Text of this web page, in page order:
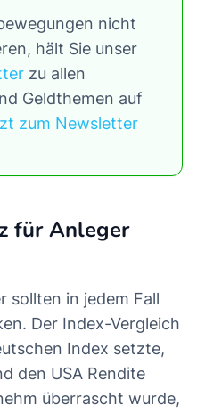
nicht
hält Sie unser
zu allen
Geldthemen auf
zum Newsletter
für Anleger
sollten in jedem Fall
Der Index-Vergleich
Index setzte,
den USA Rendite
überrascht wurde,